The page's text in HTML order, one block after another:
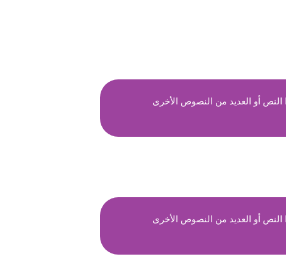
أو العديد من النصوص الأخرى
أو العديد من النصوص الأخرى